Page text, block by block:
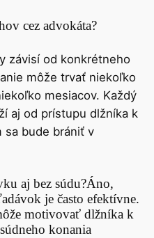
cez advokáta?
závisí od konkrétneho
môže trvať niekoľko
mesiacov. Každý
aj od prístupu dlžníka k
sa bude brániť v
aj bez súdu?Áno,
je často efektívne.
motivovať dlžníka k
konania